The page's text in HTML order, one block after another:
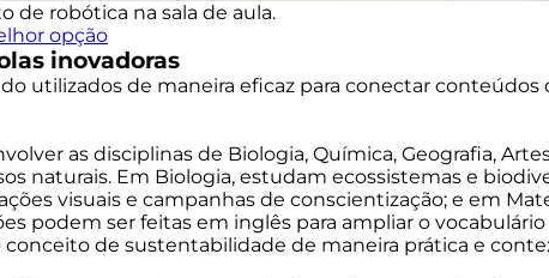
de robótica na sala de aula.
opção
inovadoras
utilizados de maneira eficaz para conectar conteúdos
as disciplinas de Biologia, Química, Geografia,
naturais. Em Biologia, estudam ecossistemas e
visuais e campanhas de conscientização; e em
podem ser feitas em inglês para ampliar o
de sustentabilidade de maneira prática e